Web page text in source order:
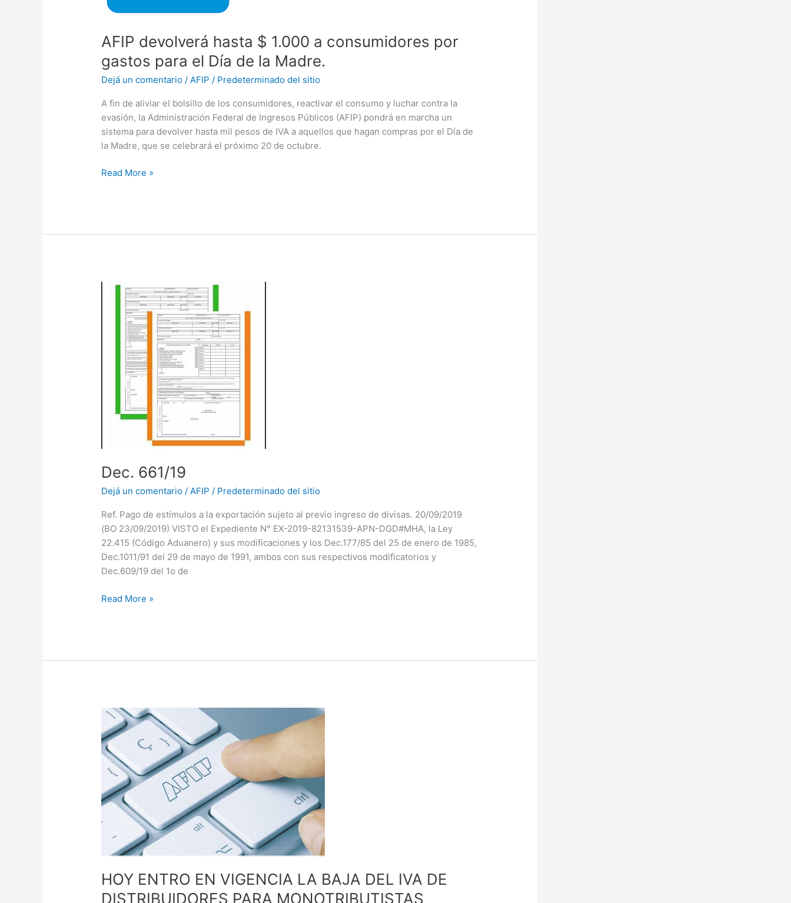
AFIP devolverá hasta $ 1.000 a consumidores por
gastos para el Día de la Madre.
Dejá un comentario / AFIP / Predeterminado del sitio
A fin de aliviar el bolsillo de los consumidores, reactivar el consumo y luchar contra la
evasión, la Administración Federal de Ingresos Públicos (AFIP) pondrá en marcha un
sistema para devolver hasta mil pesos de IVA a aquellos que hagan compras por el Día de
la Madre, que se celebrará el próximo 20 de octubre.
gastos
el
Día
de
la
Read More »
Dec. 661/19
Dejá un comentario /AFIP / Predeterminado del sitio
Ref. Pago de estímulos a la exportación sujeto al previo ingreso de divisas. 20/09/2019
(BO 23/09/2019) VISTO el Expediente N° EX-2019-82131539-APN-DGD#MHA, la Ley
22.415 (Código Aduanero) y sus modificaciones y los Dec.177/85 del 25 de enero de 1985,
Dec.1011/91 del 29 de mayo de 1991, ambos con sus respectivos modificatorios y
Dec.609/19 del 1o de
Dec.
661/19
Read More »
HOY ENTRO EN VIGENCIA LA BAJA DEL IVA DE
DISTRIBUIDORES PARA MONOTRIBUTISTAS
HOY
ENTRO
EN
VIGENCIA
LA
BAJA
DEL
DE
DISTRIBUIDORES
PARA